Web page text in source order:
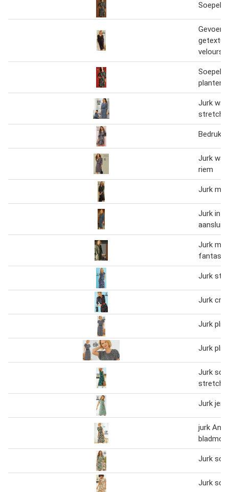
Soepele
velours
Soepele
Jurk
Jurk
riem
Jurk
Jurk in
Jurk met
Jurk
Jurk
Jurk
Jurk
Jurk
stretch
Jurk
jurk Anijs
Jurk
Jurk